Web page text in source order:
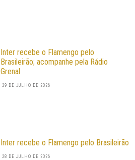
Inter recebe o Flamengo pelo
Brasileirão; acompanhe pela Rádio
Grenal
29 DE JULHO DE 2026
Inter recebe o Flamengo pelo Brasileirão
28 DE JULHO DE 2026